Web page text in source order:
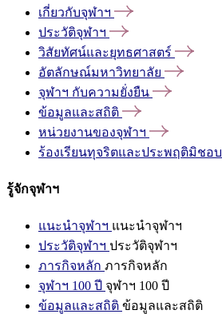
เกี่ยวกับจุฬาฯ
ประวัติจุฬาฯ
วิสัยทัศน์และยุทธศาสตร์
อัตลักษณ์มหาวิทยาลัย
จุฬาฯ กับความยั่งยืน
ข้อมูลและสถิติ
หน่วยงานของจุฬาฯ
ร้องเรียนทุจริตและประพฤติมิชอบ
รู้จักจุฬาฯ
แนะนำจุฬาฯ แนะนำจุฬาฯ
ประวัติจุฬาฯ ประวัติจุฬาฯ
ภารกิจหลัก ภารกิจหลัก
จุฬาฯ 100 ปี จุฬาฯ 100 ปี
ข้อมูลและสถิติ ข้อมูลและสถิติ